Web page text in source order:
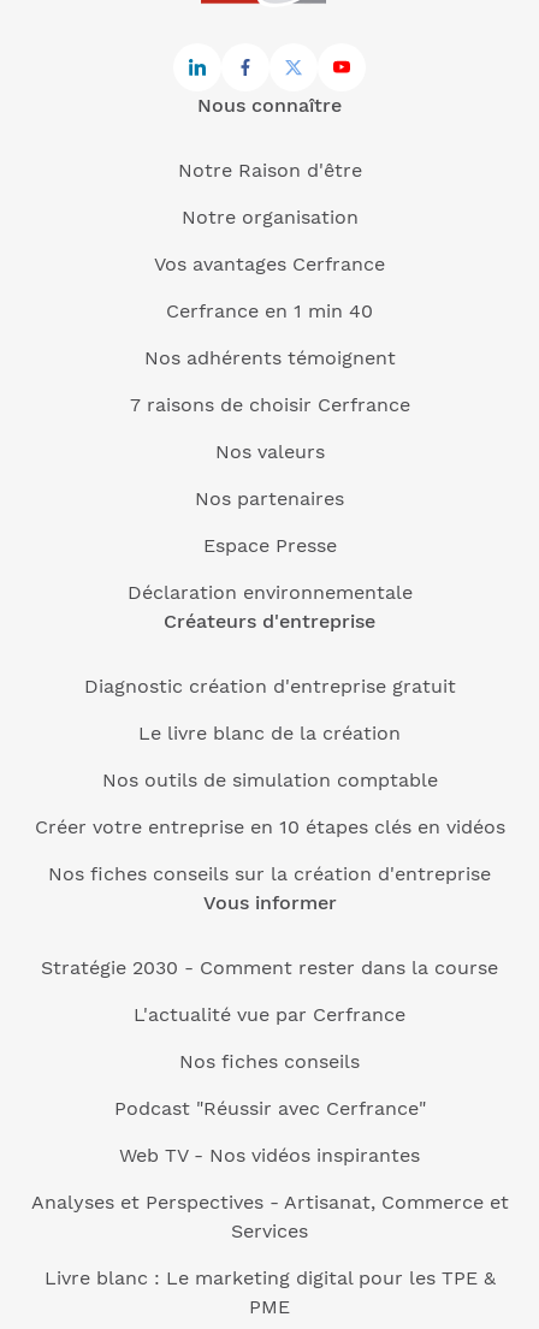
Nous connaître
Notre Raison d'être
Notre organisation
Vos avantages Cerfrance
Cerfrance en 1 min 40
Nos adhérents témoignent
7 raisons de choisir Cerfrance
Nos valeurs
Nos partenaires
Espace Presse
Déclaration environnementale
Créateurs d'entreprise
Diagnostic création d'entreprise gratuit
Le livre blanc de la création
Nos outils de simulation comptable
Créer votre entreprise en 10 étapes clés en vidéos
Nos fiches conseils sur la création d'entreprise
Vous informer
Stratégie 2030 - Comment rester dans la course
L'actualité vue par Cerfrance
Nos fiches conseils
Podcast "Réussir avec Cerfrance"
Web TV - Nos vidéos inspirantes
Analyses et Perspectives - Artisanat, Commerce et
Services
Livre blanc : Le marketing digital pour les TPE &
PME